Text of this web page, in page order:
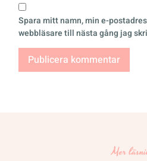
Spara mitt namn, min e-
webbläsare till nästa gång jag
Mer